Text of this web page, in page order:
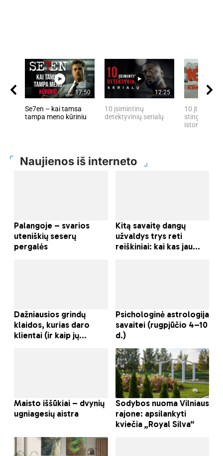
17:50
Se7en – kai tamsa
tampa meno kūriniu
12:25
10 įsimintinų
detektyvinių serialų
10 įtemptų,
stingdančių
istorijų
Naujienos iš interneto